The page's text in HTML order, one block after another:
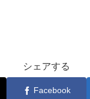
シェアする
Facebook